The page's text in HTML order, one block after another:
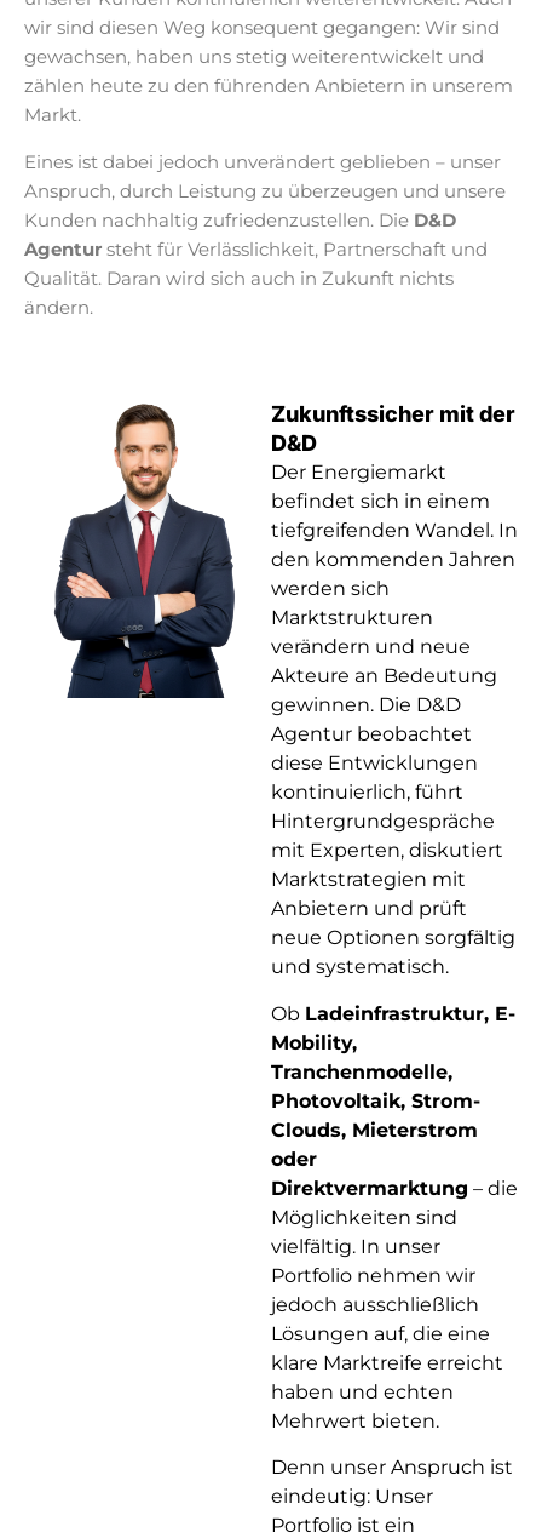
wir sind diesen Weg konsequent gegangen: Wir sind
gewachsen, haben uns stetig weiterentwickelt und
zählen heute zu den führenden Anbietern in unserem
Markt.
Eines ist dabei jedoch unverändert geblieben – unser
Anspruch, durch Leistung zu überzeugen und unsere
Kunden nachhaltig zufriedenzustellen. Die D&D
Agentur steht für Verlässlichkeit, Partnerschaft und
Qualität. Daran wird sich auch in Zukunft nichts
ändern.
Zukunftssicher mit der
D&D
Der Energiemarkt
befindet sich in einem
tiefgreifenden Wandel. In
den kommenden Jahren
werden sich
Marktstrukturen
verändern und neue
Akteure an Bedeutung
gewinnen. Die D&D
Agentur beobachtet
diese Entwicklungen
kontinuierlich, führt
Hintergrundgespräche
mit Experten, diskutiert
Marktstrategien mit
Anbietern und prüft
neue Optionen sorgfältig
und systematisch.
Ob Ladeinfrastruktur, E-
Mobility,
Tranchenmodelle,
Photovoltaik, Strom-
Clouds, Mieterstrom
oder
Direktvermarktung – die
Möglichkeiten sind
vielfältig. In unser
Portfolio nehmen wir
jedoch ausschließlich
Lösungen auf, die eine
klare Marktreife erreicht
haben und echten
Mehrwert bieten.
Denn unser Anspruch ist
eindeutig: Unser
Portfolio ist ein